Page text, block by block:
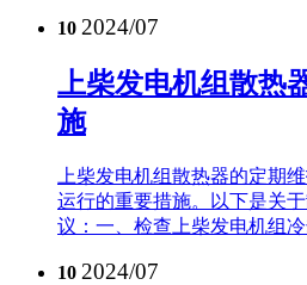
10 2024/07
上柴发电机组散热
施
上柴发电机组散热器的定期
运行的重要措施。以下是关
议：一、检查上柴发电机组
10 2024/07